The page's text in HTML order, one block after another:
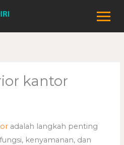
kantor
adalah langkah penting
kenyamanan, dan